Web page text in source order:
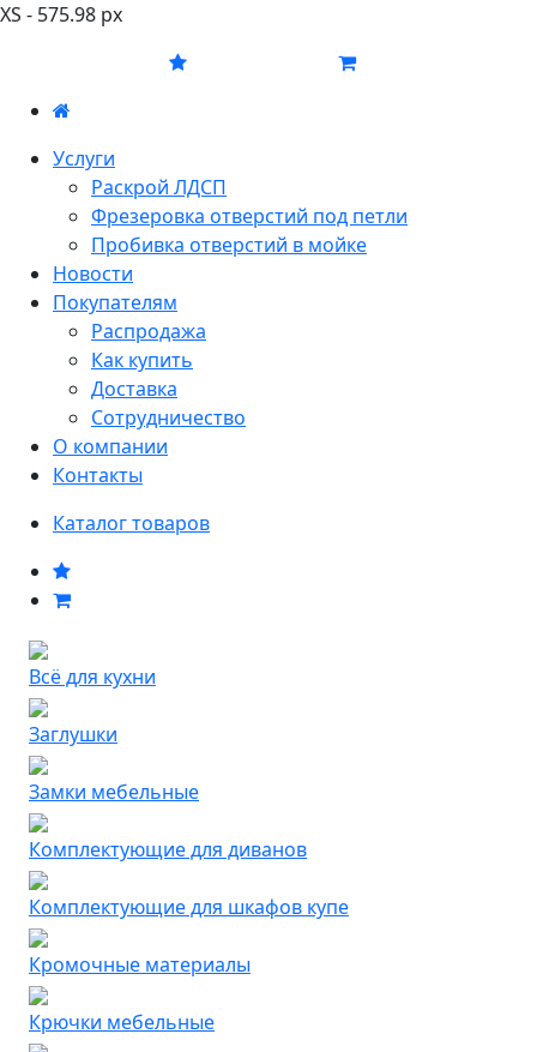
XS - 575.98 px
Услуги
Раскрой ЛДСП
Фрезеровка отверстий под петли
Пробивка отверстий в мойке
Новости
Покупателям
Распродажа
Как купить
Доставка
Сотрудничество
О компании
Контакты
Каталог товаров
Всё для кухни
Заглушки
Замки мебельные
Комплектующие для диванов
Комплектующие для шкафов купе
Кромочные материалы
Крючки мебельные